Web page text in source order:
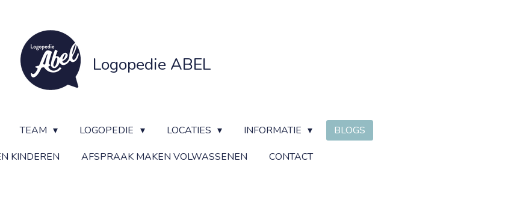
Logopedie ABEL
TEAM LOGOPEDIE LOCATIES INFORMATIE
BLOGS
KINDEREN
AFSPRAAK MAKEN VOLWASSENEN CONTACT